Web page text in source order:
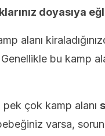
doyasıya
alanı
Genellikle bu kamp
çok kamp alanı
varsa,